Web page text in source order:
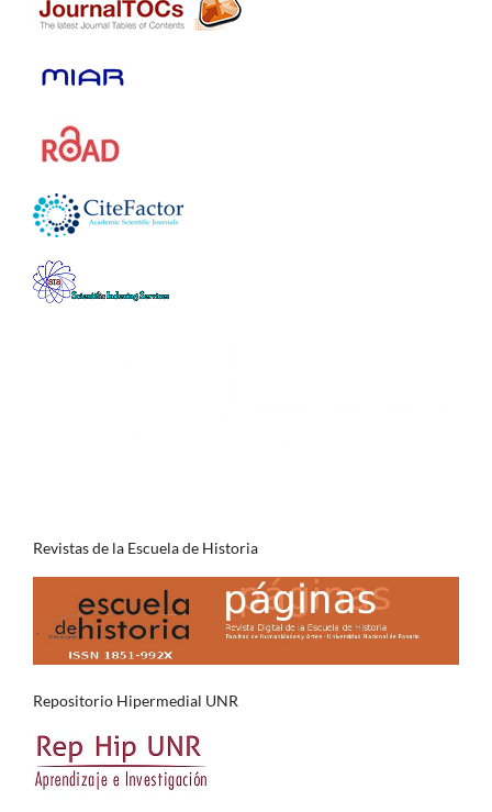
Revistas de la Escuela de Historia
Repositorio Hipermedial UNR